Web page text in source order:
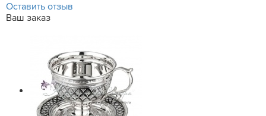
Оставить отзыв
Ваш заказ